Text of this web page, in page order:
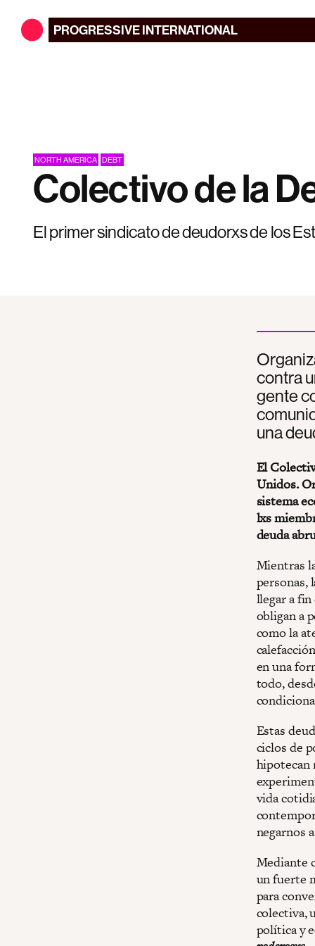
PROGRESSIVEINTERNATIONAL
NORTH AMERICA DEBT
Colectivo de la
El primer sindicato de deudorxs de los
contra
gente
una
El
Unidos.
sistema
lxs
deuda
Mientras
personas,
llegar a
obligan a
como la
en una
todo,
Estas
ciclos de
hipotecan
vida
negarnos
Mediante
un fuerte
para
colectiva,
política y